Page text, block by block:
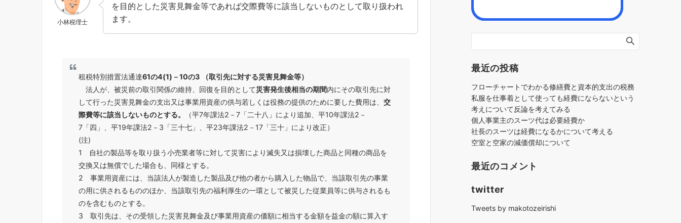
小林税理士
を目的とした災害見舞金等であれば交際費等に該当しないものとして取り扱われ
ます。
租税特別措置法通達61の4(1)－10の3
（取引先に対する災害見舞金等）
法人が、被災前の取引関係の維持、回復を目的として災害発生後相当の期間内にその取引先に対
して行った災害見舞金の支出又は事業用資産の供与若しくは役務の提供のために要した費用は、 交
際費等に該当しないものとする。
（平7年課法2－7「二十八」により追加、平10年課法2－
7「四」、平19年課法2－3「三十七」、平23年課法2－17「三十」により改正）
(注)
1 自社の製品等を取り扱う小売業者等に対して災害により滅失又は損壊した商品と同種の商品を
交換又は無償でした場合も、同様とする。
2 事業用資産には、当該法人が製造した製品及び他の者から購入した物品で、当該取引先の事業
の用に供されるもののほか、当該取引先の福利厚生の一環として被災した従業員等に供与されるも
のを含むものとする。
3 取引先は、その受領した災害見舞金及び事業用資産の価額に相当する金額を益金の額に算入す
最近の投稿
フローチャートでわかる修繕費と資本的支出の税務
私服を仕事着として使っても経費にならないという
考えについて反論を考えてみる
個人事業主のスーツ代は必要経費か
社長のスーツは経費になるかについて考える
空室と空家の減価償却について
最近のコメント
twitter
Tweets by makotozeirishi